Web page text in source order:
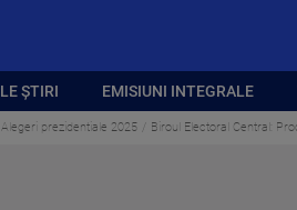
ȘTIRI EMISIUNI INTEGRALE
Alegeri prezidentiale 2025 Biroul Electoral Central: